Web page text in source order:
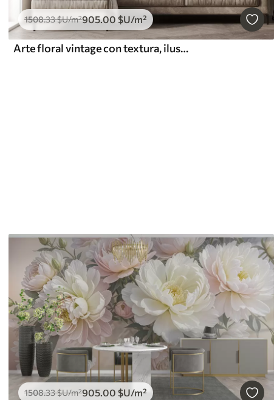
1508.33$U/m²905.00 $U/m²
Arte floral vintage con textura, ilustraciones de delicadas flores y hojas de jardín en estilo dibujo, suaves tonos pastel beige y sepia
1508.33$U/m²905.00 $U/m²